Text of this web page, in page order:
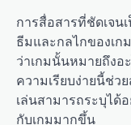
การสื่อสารที่ชัดเจ
ธีมและกลไกของเ
ว่าเกมนั้นหมายถึงอ
ความเรียบง่ายนี้ช่ว
เล่นสามารถระบุได้
กับเกมมากขึ้น